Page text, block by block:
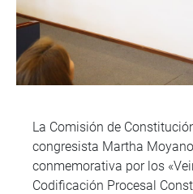
La Comisión de
congresista Martha
conmemorativa por los
Codificación Procesal